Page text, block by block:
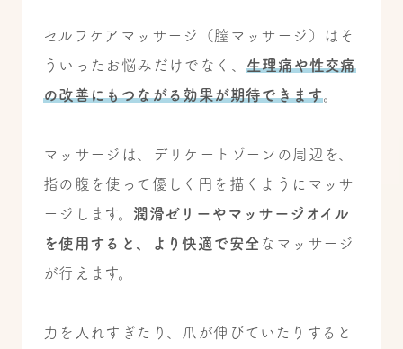
セルフケアマッサージ（膣マッサージ）はそ
ういったお悩みだけでなく、 生理痛や性交痛
の改善にもつながる効果が期待できます。
マッサージは、デリケートゾーンの周辺を、
指の腹を使って優しく円を描くようにマッサ
ージします。 潤滑ゼリーやマッサージオイル
を使用すると、より快適で安全 なマッサージ
が行えます。
力を入れすぎたり、爪が伸びていたりすると